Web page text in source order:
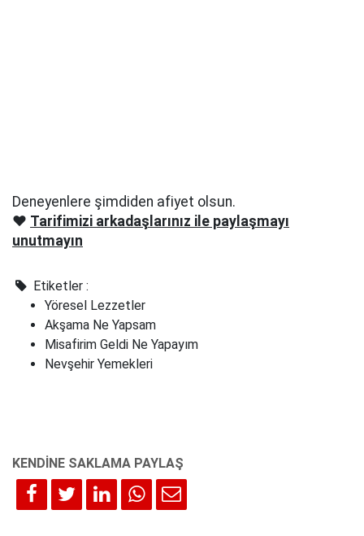
Deneyenlere şimdiden afiyet olsun.
❤️ Tarifimizi arkadaşlarınız ile paylaşmayı
unutmayın
Etiketler :
Yöresel Lezzetler
Akşama Ne Yapsam
Misafirim Geldi Ne Yapayım
Nevşehir Yemekleri